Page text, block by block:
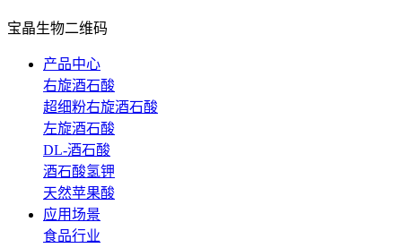
宝晶生物二维码
产品中心
右旋酒石酸
超细粉右旋酒石酸
左旋酒石酸
DL-酒石酸
酒石酸氢钾
天然苹果酸
应用场景
食品行业